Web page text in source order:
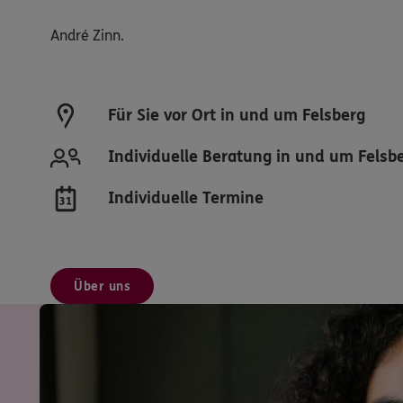
André Zinn.
Für Sie vor Ort in und um Felsberg
Individuelle Beratung in und um
Individuelle Termine
Über uns